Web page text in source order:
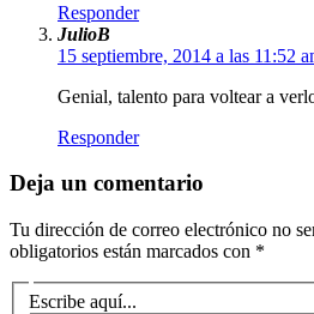
Responder
JulioB
15 septiembre, 2014 a las 11:52
Genial, talento para voltear a
Responder
Deja un comentario
Tu dirección de correo electrónico no
obligatorios están marcados con *
Escribe aquí...